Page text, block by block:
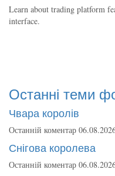
Learn about trading platform
interface.
Останні теми
Чвара королів
Останній коментар
Снігова королева
Останній коментар